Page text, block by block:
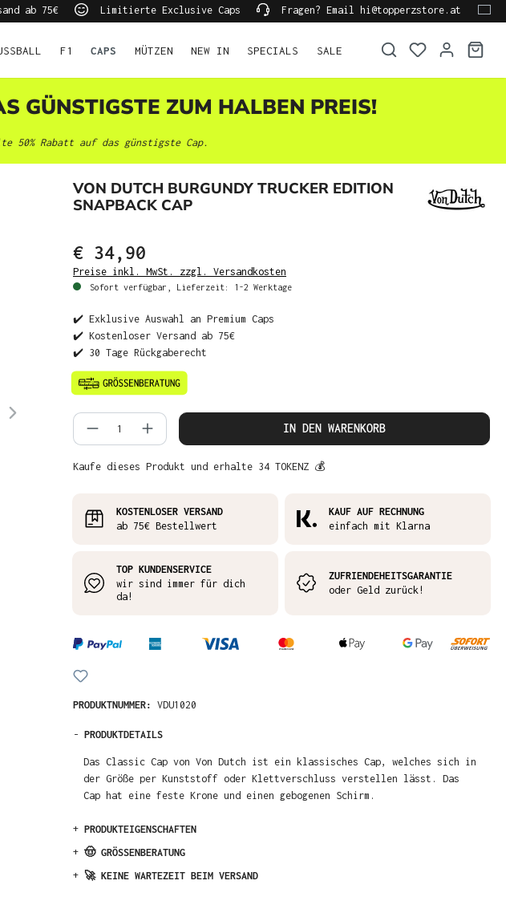
ab 75€ Limitierte Exclusive Caps Fragen? Email hi@topperzstore.at
F1 CAPS MÜTZEN NEW IN SPECIALS SALE
GÜNSTIGSTE ZUM HALBEN PREIS!
50% Rabatt auf das günstigste Cap.
VON DUTCH BURGUNDY TRUCKER EDITION
SNAPBACK CAP
€ 34,90
Preise inkl. MwSt. zzgl. Versandkosten
Sofort verfügbar, Lieferzeit: 1-2 Werktage
✔️ Exklusive Auswahl an Premium Caps
✔️ Kostenloser Versand ab 75€
✔️ 30 Tage Rückgaberecht
Produkt Anzahl: Gib den gewünschten Wert
IN DEN WARENKORB
Kaufe dieses Produkt und erhalte 34 TOKENZ 💰
KOSTENLOSER VERSAND
ab 75€ Bestellwert
KAUF AUF RECHNUNG
einfach mit Klarna
TOP KUNDENSERVICE
wir sind immer für dich
da!
ZUFRIENDEHEITSGARANTIE
oder Geld zurück!
PRODUKTNUMMER: VDU1020
- PRODUKTDETAILS
Das Classic Cap von Von Dutch ist ein klassisches Cap, welches sich in
der Größe per Kunststoff oder Klettverschluss verstellen lässt. Das
Cap hat eine feste Krone und einen gebogenen Schirm.
+ PRODUKTEIGENSCHAFTEN
+ 🤠 GRÖSSENBERATUNG
+ 🚀 KEINE WARTEZEIT BEIM VERSAND